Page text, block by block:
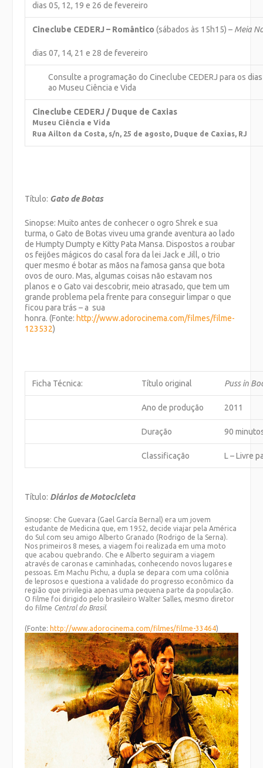
dias 05, 12, 19 e 26 de fevereiro
Cineclube CEDERJ – Romântico (sábados às 15h15) – Meia
dias 07, 14, 21 e 28 de fevereiro
Consulte a programação do Cineclube CEDERJ para os
ao Museu Ciência e Vida
Cineclube CEDERJ / Duque de Caxias
Museu Ciência e Vida
Rua Ailton da Costa, s/n, 25 de agosto, Duque de Caxias, RJ
Título: Gato de Botas
Sinopse: Muito antes de conhecer o ogro Shrek e sua
turma, o Gato de Botas viveu uma grande aventura ao lado
de Humpty Dumpty e Kitty Pata Mansa. Dispostos a roubar
os feijões mágicos do casal fora da lei Jack e Jill, o trio
quer mesmo é botar as mãos na famosa gansa que bota
ovos de ouro. Mas, algumas coisas não estavam nos
planos e o Gato vai descobrir, meio atrasado, que tem um
grande problema pela frente para conseguir limpar o que
ficou para trás – a sua
honra. (Fonte: http://www.adorocinema.com/filmes/filme-
123532)
Ficha Técnica: Título original Puss in
Ano de produção 2011
Duração 90
Classificação L – Livre
Título: Diários de Motocicleta
Sinopse: Che Guevara (Gael García Bernal) era um jovem
estudante de Medicina que, em 1952, decide viajar pela América
do Sul com seu amigo Alberto Granado (Rodrigo de la Serna).
Nos primeiros 8 meses, a viagem foi realizada em uma moto
que acabou quebrando. Che e Alberto seguiram a viagem
através de caronas e caminhadas, conhecendo novos lugares e
pessoas. Em Machu Pichu, a dupla se depara com uma colônia
de leprosos e questiona a validade do progresso econômico da
região que privilegia apenas uma pequena parte da população.
O filme foi dirigido pelo brasileiro Walter Salles, mesmo diretor
do filme Central do Brasil.
(Fonte: http://www.adorocinema.com/filmes/filme-33464)